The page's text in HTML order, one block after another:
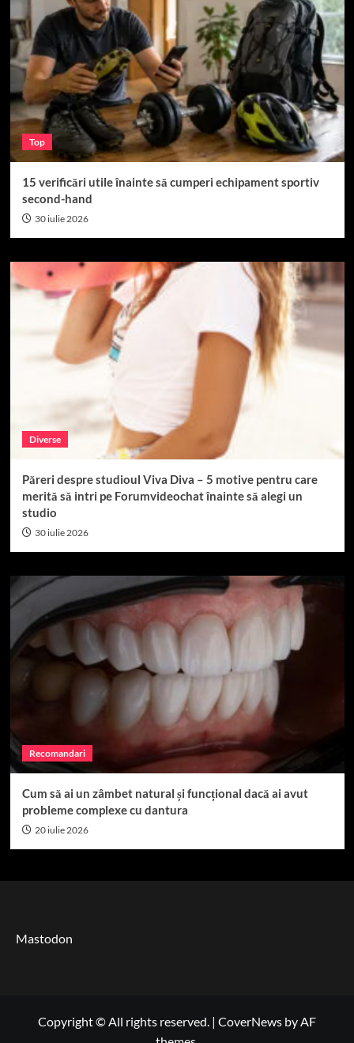
Top
15 verificări utile înainte să cumperi echipament sportiv
second-hand
30 iulie 2026
Diverse
Păreri despre studioul Viva Diva – 5 motive pentru care
merită să intri pe Forumvideochat înainte să alegi un
studio
30 iulie 2026
Recomandari
Cum să ai un zâmbet natural și funcțional dacă ai avut
probleme complexe cu dantura
20 iulie 2026
Mastodon
Copyright © All rights reserved. | CoverNews by AF